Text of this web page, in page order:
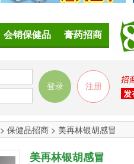
会销保健品 膏药招商
> 保健品招商 > 美再林银胡感冒
美再林银胡感冒